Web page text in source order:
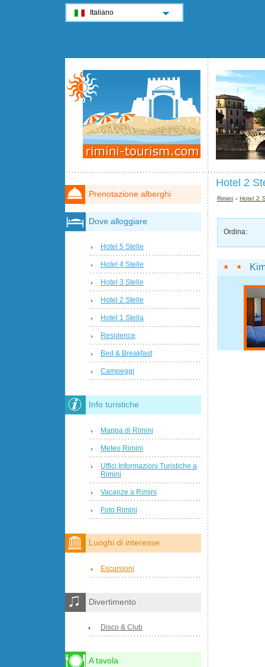
Hotel 2
Rimini ›Hotel 2
Ordina:
Prenotazione alberghi
Dove alloggiare
Hotel 5 Stelle
Hotel 4 Stelle
Hotel 3 Stelle
Hotel 2 Stelle
Hotel 1 Stella
Residence
Bed & Breakfast
Campeggi
Info turistiche
Mappa di Rimini
Meteo Rimini
Uffici Informazioni Turistiche a
Rimini
Vacanze a Rimini
Foto Rimini
Luoghi di interesse
Escursioni
Divertimento
Disco & Club
A tavola
Italiano